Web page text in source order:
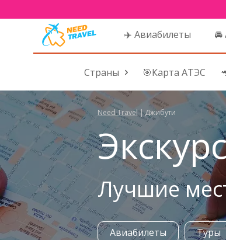
✈️ Авиабилеты
Страны 🎯Карта АТЭС
Need Travel |Джибути
Лучшие
Авиабилеты Туры